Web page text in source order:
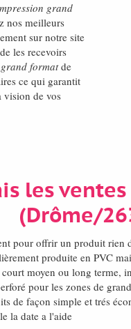
grand
nos meilleurs
sur notre site
les recevoirs
formatde
ce qui garantit
vision de vos
les
(Drôme/
pour offrir un produit rien
produite en PVC
moyen ou long
pour les zones de
de façon simple et trés
la date a l'aide